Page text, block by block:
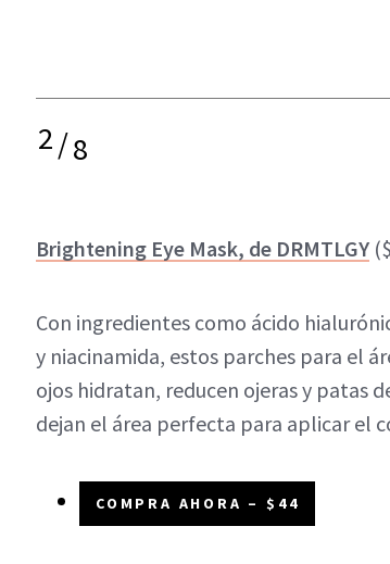
2/8
Brightening Eye Mask, de DRMTLGY
Con ingredientes como ácido
y niacinamida, estos parches para el
ojos hidratan, reducen ojeras y patas
dejan el área perfecta para aplicar el
COMPRA AHORA – $44